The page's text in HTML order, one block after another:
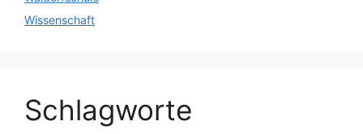
Wissenschaft
Schlagworte